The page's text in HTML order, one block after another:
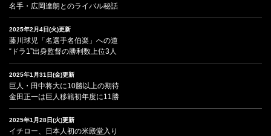
名手・広岡達朗とのライバル秘話
2025年2月4日(火)更新
藤川球児「名選手名伯楽」への道
“ドラ1”出身監督の勝利数上位3人
2025年1月31日(金)更新
巨人・田中将大に10勝以上の期待
金田正一は巨人移籍初年度に11勝
2025年1月28日(火)更新
イチロー、日本人初の米殿堂入り